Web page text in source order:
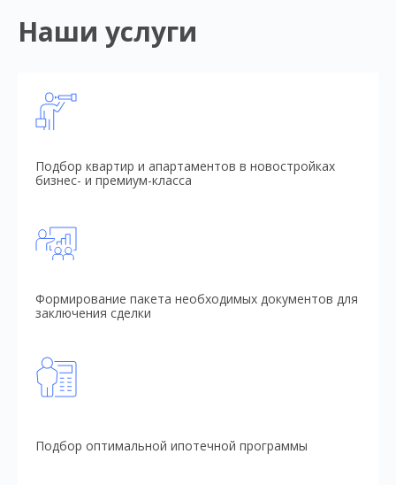
Наши услуги
Подбор квартир и апартаментов в новостройках
бизнес- и премиум-класса
Формирование пакета необходимых документов для
заключения сделки
Подбор оптимальной ипотечной программы